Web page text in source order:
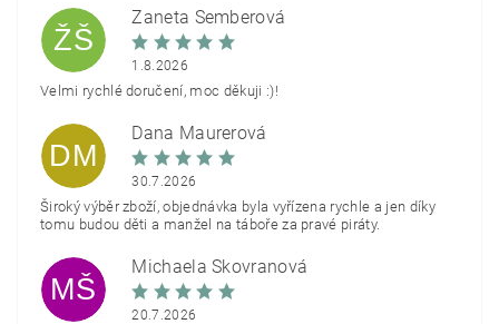
ŽŠ
Žaneta Šemberová
1.8.2026
Velmi rychlé doručení, moc děkuji :)!
DM
Dana Maurerová
30.7.2026
Široký výběr zboží, objednávka byla vyřízena rychle a jen díky
tomu budou děti a manžel na táboře za pravé piráty.
MŠ
Michaela Škovranová
20.7.2026